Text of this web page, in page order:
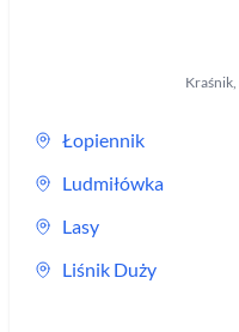
Kraśnik,
Łopiennik
Ludmiłówka
Lasy
Liśnik Duży